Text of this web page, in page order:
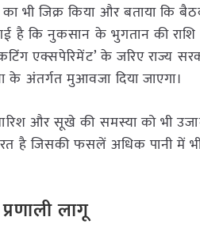
भी जिक्र किया और बताया कि
है कि नुकसान के भुगतान की
कटिंग एक्सपेरिमेंट’ के जरिए राज्य
अंतर्गत मुआवजा दिया जाएगा।
और सूखे की समस्या को भी
है जिसकी फसलें अधिक पानी में
लागू